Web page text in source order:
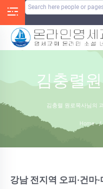
김충렬
김충렬 원로목사님의
Home /
강남 전지역 오피·건마